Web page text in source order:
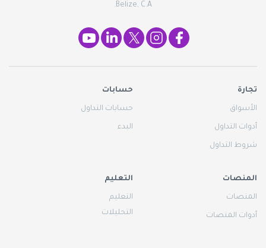
Belize, C.A.
تجارة
الأسواق
أدوات التداول
شروط التداول
حسابات
حسابات التداول
البدء
المنصات
المنصات
أدوات المنصات
التعليم
التعليم
التحليلات